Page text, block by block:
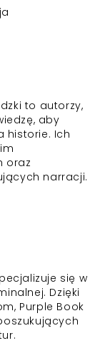
to autorzy,
aby
historie. Ich
oraz
narracji.
się w
Dzięki
Purple Book